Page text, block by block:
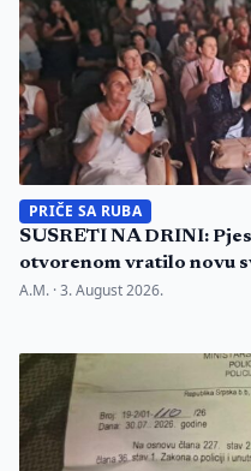
PRIČE SA RUBA
SUSRETI NA DRINI:
otvorenom vratilo novu
A.M. ·3. August 2026.